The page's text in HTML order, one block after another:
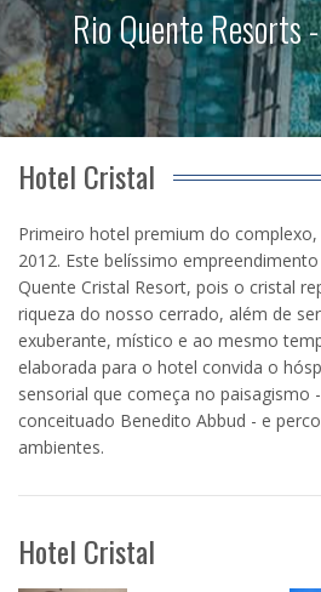
Rio Quente Resorts
Hotel Cristal
Primeiro hotel premium do
2012. Este belíssimo
Quente Cristal Resort, pois o cristal
riqueza do nosso cerrado, além de
exuberante, místico e ao mesmo
elaborada para o hotel convida o
sensorial que começa no paisagismo
conceituado Benedito Abbud - e
ambientes.
Hotel Cristal